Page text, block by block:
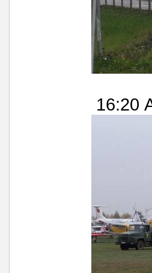
16:20